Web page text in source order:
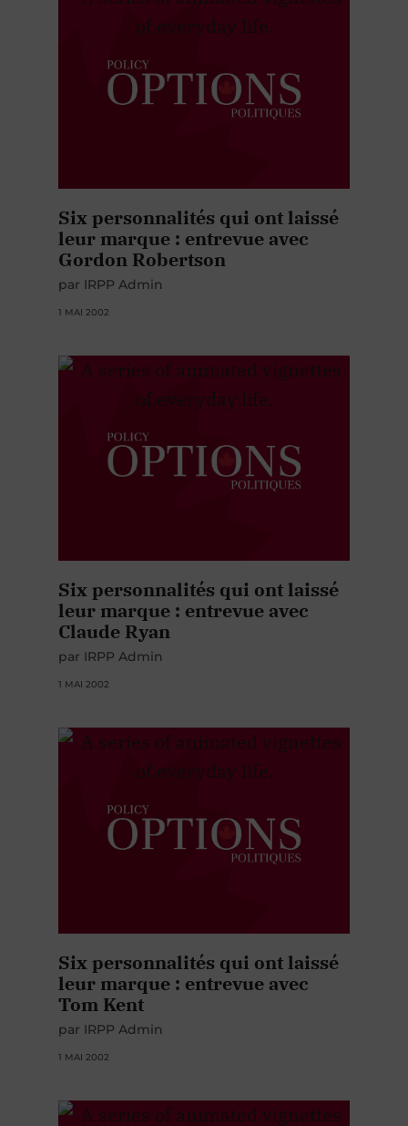
Six personnalités qui ont laissé
leur marque : entrevue avec
Gordon Robertson
par IRPP Admin
1 MAI 2002
Six personnalités qui ont laissé
leur marque : entrevue avec
Claude Ryan
par IRPP Admin
1 MAI 2002
Six personnalités qui ont laissé
leur marque : entrevue avec
Tom Kent
par IRPP Admin
1 MAI 2002